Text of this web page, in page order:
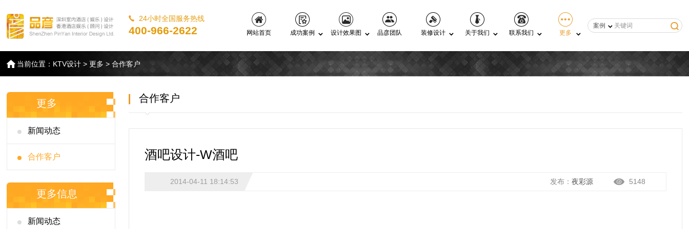
24小时全国服务热线
400-966-2622
案例
网站首页
成功案例 设计效果图 品彦团队 装修设计 关于我们 联系我们 更多
当前位置： KTV设计 >更多 >合作客户
更多
新闻动态
合作客户
更多信息
新闻动态
合作客户
酒吧设计-W酒吧
2014-04-11 18:14:53 5148
发布： 夜彩源